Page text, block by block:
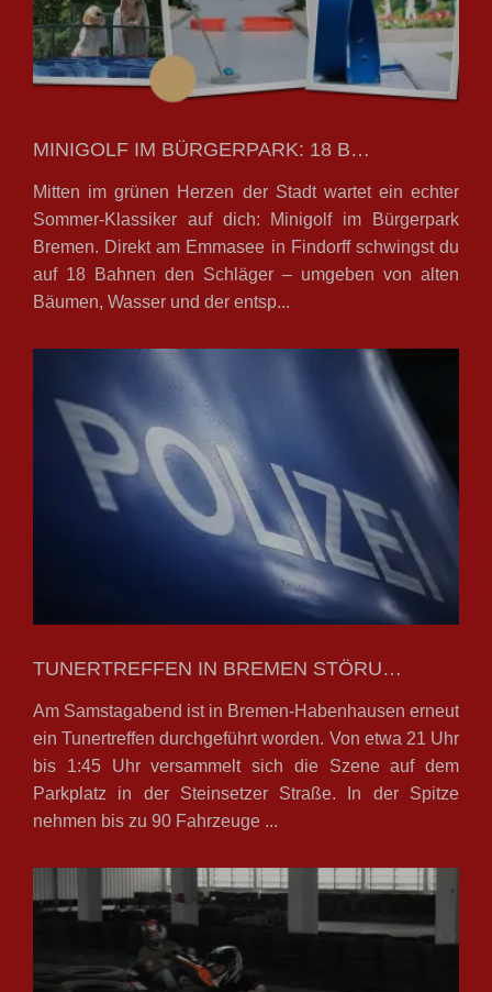
MINIGOLF IM BÜRGERPARK: 18 B…
Mitten im grünen Herzen der Stadt wartet ein echter
Sommer-Klassiker auf dich: Minigolf im Bürgerpark
Bremen. Direkt am Emmasee in Findorff schwingst du
auf 18 Bahnen den Schläger – umgeben von alten
Bäumen, Wasser und der entsp...
TUNERTREFFEN IN BREMEN STÖRU…
Am Samstagabend ist in Bremen-Habenhausen erneut
ein Tunertreffen durchgeführt worden. Von etwa 21 Uhr
bis 1:45 Uhr versammelt sich die Szene auf dem
Parkplatz in der Steinsetzer Straße. In der Spitze
nehmen bis zu 90 Fahrzeuge ...